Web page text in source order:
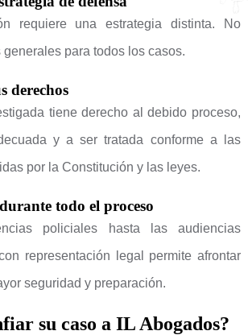
requiere una estrategia distinta. No
para todos los casos.
derechos
tiene derecho al debido proceso,
y a ser tratada conforme a las
por la Constitución y las leyes.
todo el proceso
policiales hasta las audiencias
representación legal permite afrontar
seguridad y preparación.
su caso a IL Abogados?